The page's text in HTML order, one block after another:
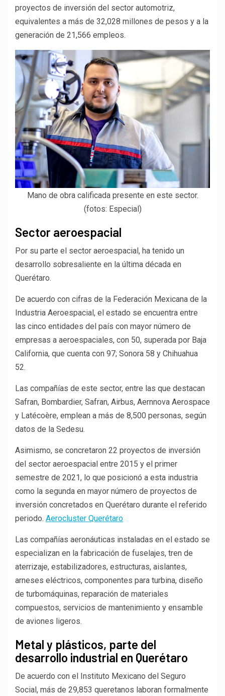
proyectos de inversión del sector automotriz,
equivalentes a más de 32,028 millones de pesos y a la
generación de 21,566 empleos.
Mano de obra calificada presente en este sector.
(fotos: Especial)
Sector aeroespacial
Por su parte el sector aeroespacial, ha tenido un
desarrollo sobresaliente en la última década en
Querétaro.
De acuerdo con cifras de la Federación Mexicana de la
Industria Aeroespacial, el estado se encuentra entre
las cinco entidades del país con mayor número de
empresas a aeroespaciales, con 50, superada por Baja
California, que cuenta con 97; Sonora 58 y Chihuahua
52.
Las compañías de este sector, entre las que destacan
Safran, Bombardier, Safran, Airbus, Aernnova Aerospace
y Latécoère, emplean a más de 8,500 personas, según
datos de la Sedesu.
Asimismo, se concretaron 22 proyectos de inversión
del sector aeroespacial entre 2015 y el primer
semestre de 2021, lo que posicionó a esta industria
como la segunda en mayor número de proyectos de
inversión concretados en Querétaro durante el referido
periodo. Aerocluster Querétaro
Las compañías aeronáuticas instaladas en el estado se
especializan en la fabricación de fuselajes, tren de
aterrizaje, estabilizadores, estructuras, aislantes,
arneses eléctricos, componentes para turbina, diseño
de turbomáquinas, reparación de materiales
compuestos, servicios de mantenimiento y ensamble
de aviones ligeros.
Metal y plásticos, parte del
desarrollo industrial en Querétaro
De acuerdo con el Instituto Mexicano del Seguro
Social, más de 29,853 queretanos laboran formalmente